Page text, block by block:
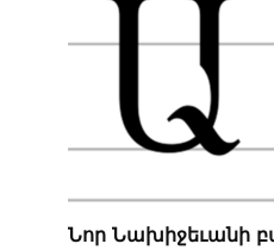
Նոր Նախիջեւանի